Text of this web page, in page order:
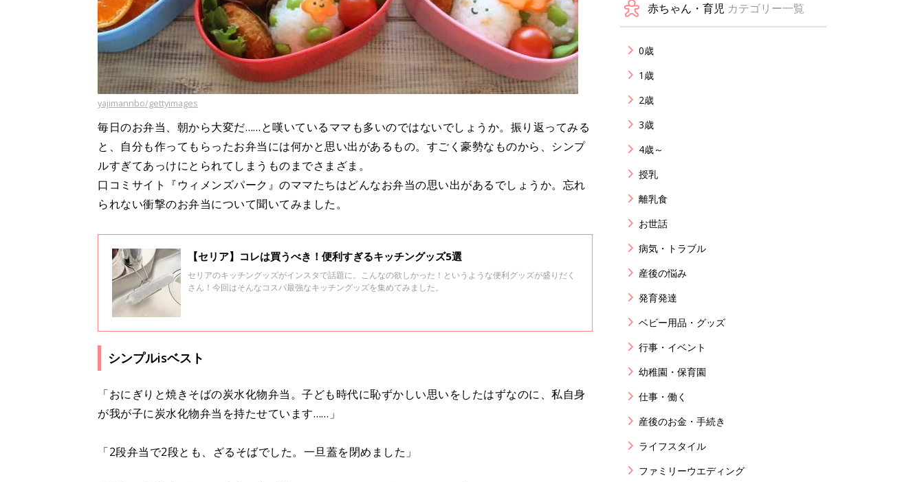
yajimannbo/gettyimages
毎日のお弁当、朝から大変だ……と嘆いているママも多いのではないでしょうか。振り返ってみる
と、自分も作ってもらったお弁当には何かと思い出があるもの。すごく豪勢なものから、シンプ
ルすぎてあっけにとられてしまうものまでさまざま。
口コミサイト『ウィメンズパーク』のママたちはどんなお弁当の思い出があるでしょうか。忘れ
られない衝撃のお弁当について聞いてみました。
【セリア】コレは買うべき！便利すぎるキッチングッズ5選
セリアのキッチングッズがインスタで話題に。こんなの欲しかった！というような便利グッズが盛りだく
さん！今回はそんなコスパ最強なキッチングッズを集めてみました。
シンプルisベスト
「おにぎりと焼きそばの炭水化物弁当。子ども時代に恥ずかしい思いをしたはずなのに、私自身
が我が子に炭水化物弁当を持たせています……」
「2段弁当で2段とも、ざるそばでした。一旦蓋を閉めました」
赤ちゃん・育児 カテゴリー一覧
0歳
1歳
2歳
3歳
4歳～
授乳
離乳食
お世話
病気・トラブル
産後の悩み
発育発達
ベビー用品・グッズ
行事・イベント
幼稚園・保育園
仕事・働く
産後のお金・手続き
ライフスタイル
ファミリーウエディング